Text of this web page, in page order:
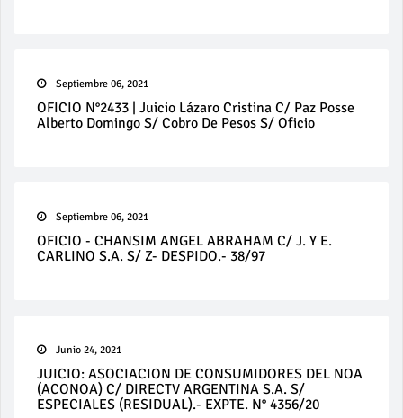
Septiembre 06, 2021
OFICIO N°2433 | Juicio Lázaro Cristina C/ Paz Posse
Alberto Domingo S/ Cobro De Pesos S/ Oficio
Septiembre 06, 2021
OFICIO - CHANSIM ANGEL ABRAHAM C/ J. Y E.
CARLINO S.A. S/ Z- DESPIDO.- 38/97
Junio 24, 2021
JUICIO: ASOCIACION DE CONSUMIDORES DEL NOA
(ACONOA) C/ DIRECTV ARGENTINA S.A. S/
ESPECIALES (RESIDUAL).- EXPTE. N° 4356/20